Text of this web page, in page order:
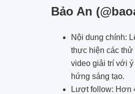
Bảo An
Nội dung chính:
thực hiện các thử
video giải trí với
hứng sáng tạo.
Lượt follow: Hơn